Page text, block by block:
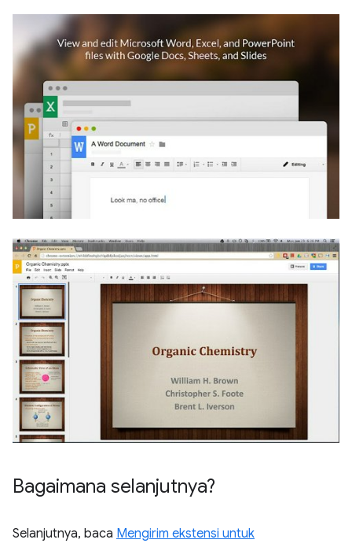
Bagaimana selanjutnya?
Selanjutnya, baca Mengirim ekstensi untuk